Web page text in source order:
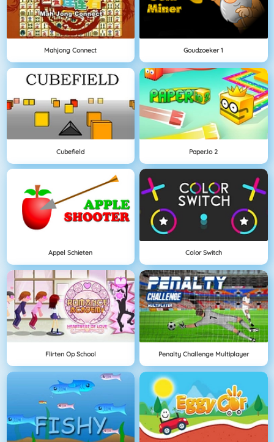
Mahjong Connect Goudzoeker 1
Cubefield Paper.io 2
Appel Schieten Color Switch
Flirten Op School Penalty Challenge Multiplayer